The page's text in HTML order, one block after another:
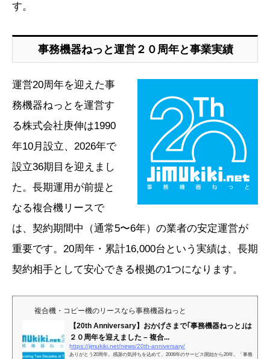
す。
事務機器ねっと運営２０周年と事業実績
運営20周年を迎えた事
務機器ねっとを運営す
る株式会社庚伸は1990
年10月設立、2026年で
設立36期目を迎えまし
た。長期運用が前提と
なる複合機リースで
は、契約期間中（通常5〜6年）の業者の安定運営が
重要です。20周年・累計16,000台という実績は、長期
契約相手として安心できる根拠の1つになります。
複合機・コピー機のリースなら事務機器ねっと
【20th Anniversary】おかげさまで｢事務機器ねっと｣は
２０周年を迎えました – 複合...
https://jimukiki.net/news/20th-anniversary/
ありがとう20周年。感謝の気持ちを込めて。2006年のサービス開始から20年。「事務